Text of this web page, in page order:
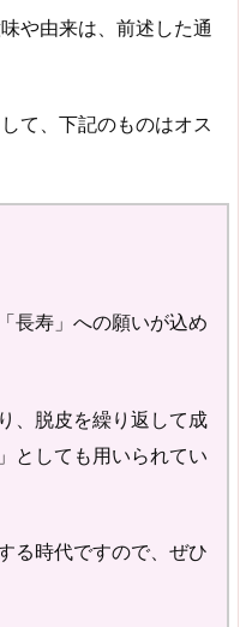
や由来は、前述した通
て、下記のものはオス
長寿」への願いが込め
、脱皮を繰り返して成
としても用いられてい
る時代ですので、ぜひ